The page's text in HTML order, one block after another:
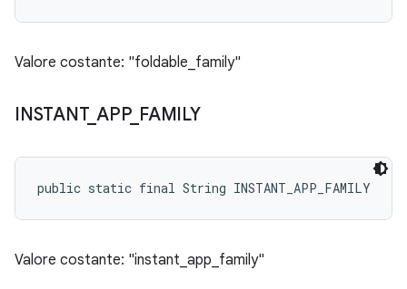
Valore costante: "foldable_family"
INSTANT_ APP_ FAMILY
public static final String INSTANT_APP_FAMILY
Valore costante: "instant_app_family"